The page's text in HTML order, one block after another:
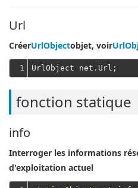
Url
CréerUrlObjectobjet, voir
1
fonction statique
info
Interroger les informations
d'exploitation actuel